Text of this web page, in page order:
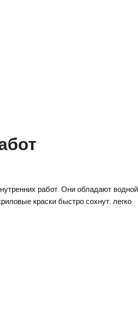
работ. Они обладают водной
краски быстро сохнут, легко